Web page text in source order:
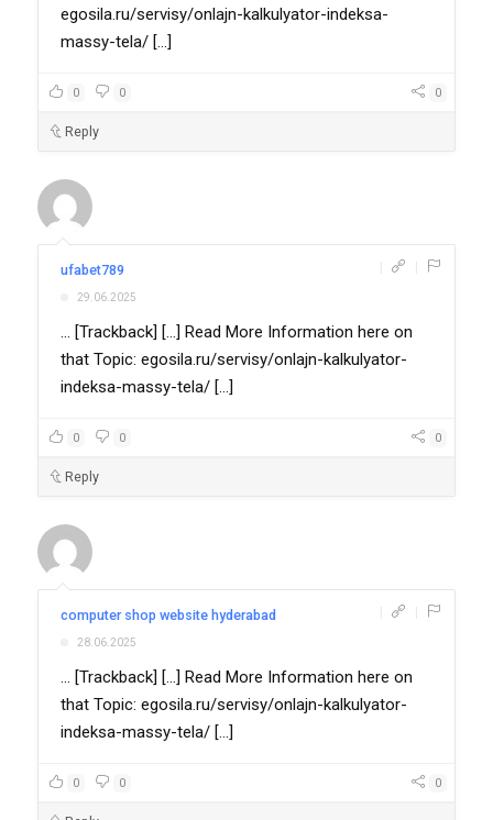
egosila.ru/servisy/onlajn-kalkulyator-indeksa-
massy-tela/ [...]
0 0 0
Reply
ufabet789
29.06.2025
... [Trackback] [...] Read More Information here on
that Topic: egosila.ru/servisy/onlajn-kalkulyator-
indeksa-massy-tela/ [...]
0 0 0
Reply
computer shop website hyderabad
28.06.2025
... [Trackback] [...] Read More Information here on
that Topic: egosila.ru/servisy/onlajn-kalkulyator-
indeksa-massy-tela/ [...]
0 0 0